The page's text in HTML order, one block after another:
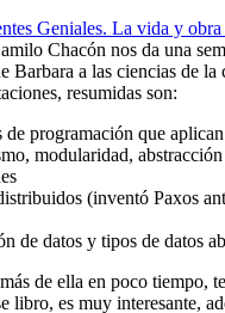
Geniales. La vida y obra
Chacón nos da una
Barbara a las ciencias de la
resumidas son:
de programación que
modularidad,
(inventó Paxos
de datos y tipos de datos
de ella en poco tiempo,
libro, es muy interesante,